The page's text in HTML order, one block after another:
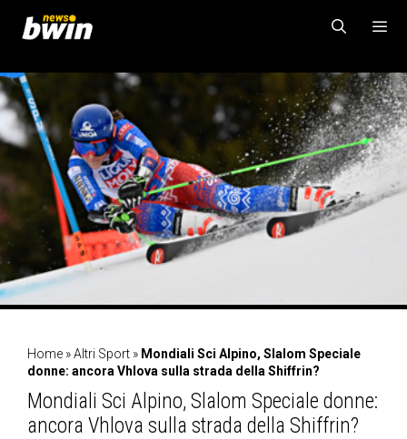
contenuto
MENU
Home »Altri Sport » Mondiali Sci Alpino, Slalom Speciale
donne: ancora Vhlova sulla strada della Shiffrin?
Mondiali Sci Alpino, Slalom Speciale donne:
ancora Vhlova sulla strada della Shiffrin?